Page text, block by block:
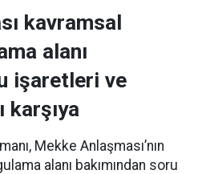
kavramsal
alanı
işaretleri ve
karşıya
Mekke Anlaşması’nın
alanı bakımından soru